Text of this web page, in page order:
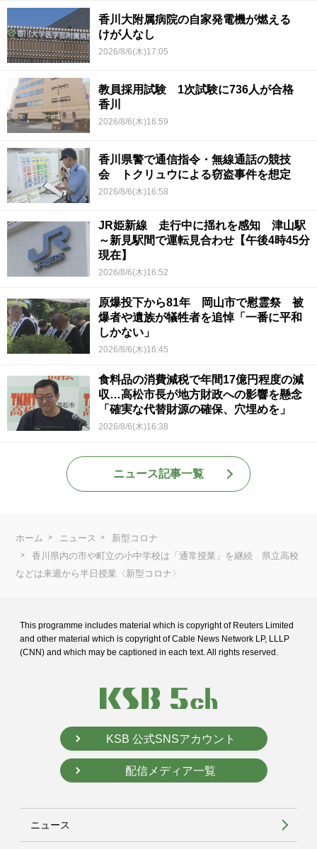
香川大附属病院の自家発電機が燃える
けが人なし
2026/8/6(木)17:05
教員採用試験 1次試験に736人が合格
香川
2026/8/6(木)16:59
香川県警で通信指令・無線通話の競技
会 トクリュウによる窃盗事件を想定
2026/8/6(木)16:58
JR姫新線 走行中に揺れを感知 津山駅
～新見駅間で運転見合わせ【午後4時45分
現在】
2026/8/6(木)16:52
原爆投下から81年 岡山市で慰霊祭 被
爆者や遺族が犠牲者を追悼「一番に平和
しかない」
2026/8/6(木)16:45
食料品の消費減税で年間17億円程度の減
収…高松市長が地方財政への影響を懸念
「確実な代替財源の確保、穴埋めを」
2026/8/6(木)16:38
ニュース記事一覧
ホーム ニュース
新型コロナ
香川県内の市や町立の小中学校は「通常授業」を継続 県立高校
などは来週から半日授業〈新型コロナ〉
This programme includes material which is copyright of Reuters Limited
and other material which is copyright of Cable News Network LP, LLLP
(CNN) and which may be captioned in each text. All rights reserved.
KSB 公式SNSアカウント
配信メディア一覧
ニュース